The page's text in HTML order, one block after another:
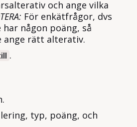
och ange vilka
För enkätfrågor, dvs
någon poäng, så
ange rätt alterativ.
.
typ, poäng, och